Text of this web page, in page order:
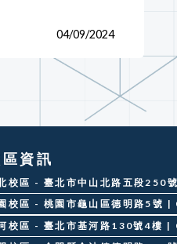
04/09/2024
資訊
校區 - 臺北市中山北路五段
校區 - 桃園市龜山區德明路5號
校區 - 臺北市基河路130號4樓